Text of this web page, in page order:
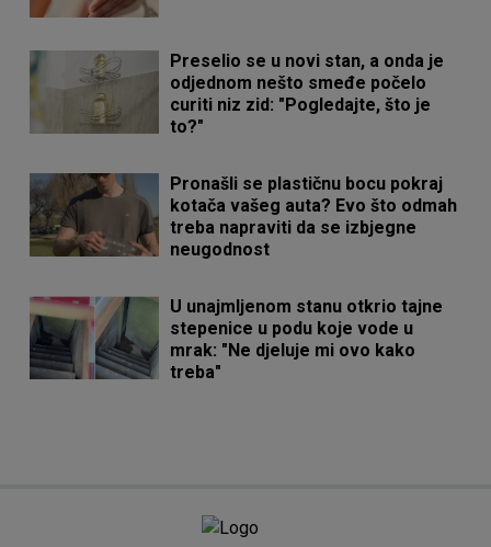
Preselio se u novi stan, a onda je
odjednom nešto smeđe počelo
curiti niz zid: "Pogledajte, što je
to?"
Pronašli se plastičnu bocu pokraj
kotača vašeg auta? Evo što odmah
treba napraviti da se izbjegne
neugodnost
U unajmljenom stanu otkrio tajne
stepenice u podu koje vode u
mrak: "Ne djeluje mi ovo kako
treba"